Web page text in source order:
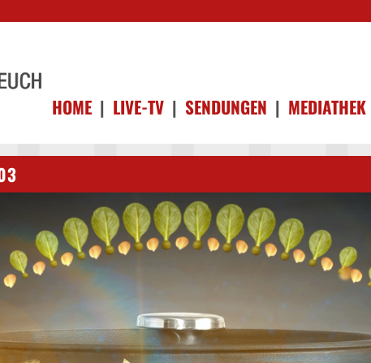
HOME | LIVE-TV | SENDUNGEN | MEDIATHEK